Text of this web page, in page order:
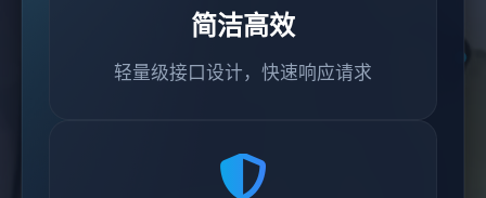
简洁高效
轻量级接口设计，快速响应请求